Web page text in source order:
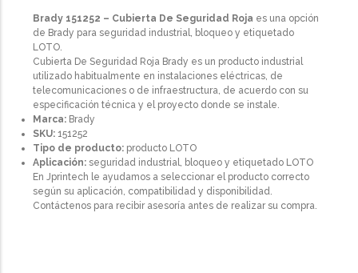
Brady 151252 – Cubierta De Seguridad Roja es una opción
de Brady para seguridad industrial, bloqueo y etiquetado
LOTO.
Cubierta De Seguridad Roja Brady es un producto industrial
utilizado habitualmente en instalaciones eléctricas, de
telecomunicaciones o de infraestructura, de acuerdo con su
especificación técnica y el proyecto donde se instale.
Marca: Brady
SKU: 151252
Tipo de producto: producto LOTO
Aplicación: seguridad industrial, bloqueo y etiquetado LOTO
En Jprintech le ayudamos a seleccionar el producto correcto
según su aplicación, compatibilidad y disponibilidad.
Contáctenos para recibir asesoría antes de realizar su compra.